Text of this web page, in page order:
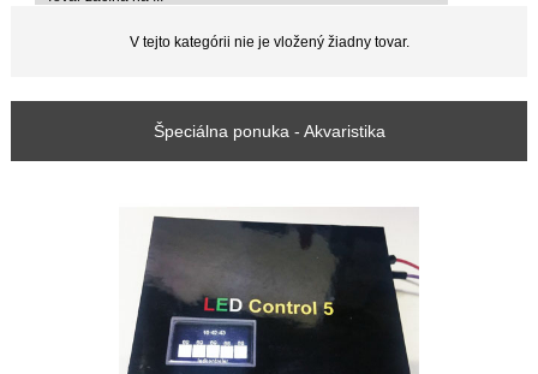
V tejto kategórii nie je vložený žiadny tovar.
Špeciálna ponuka - Akvaristika